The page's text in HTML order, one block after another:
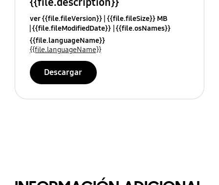
ver {{file.fileVersion}} {{file.fileSize}} MB
{{file.fileModifiedDate}} {{file.osNames}}
{{file.languageName}}
{{file.languageName}}
Descargar